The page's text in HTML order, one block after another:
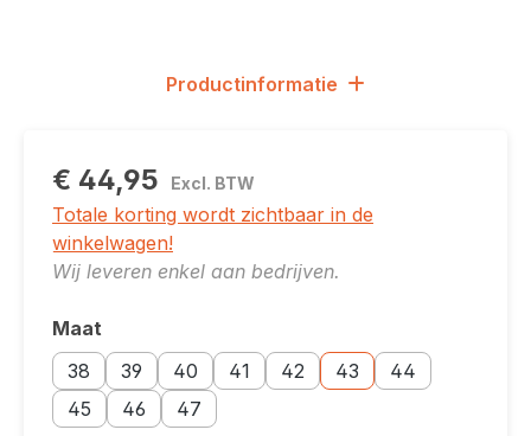
Productinformatie
€ 44,95 Excl. BTW
Totale korting wordt zichtbaar in de
winkelwagen!
Wij leveren enkel aan bedrijven.
Selecteer
Maat
38
Maatoptie: 38
39
Maatoptie: 39
40
Maatoptie: 40
41
Maatoptie: 41
42
Maatoptie: 42
43
Maatoptie: 43
44
Maatoptie: 44
45
Maatoptie: 45
46
Maatoptie: 46
47
Maatoptie: 47